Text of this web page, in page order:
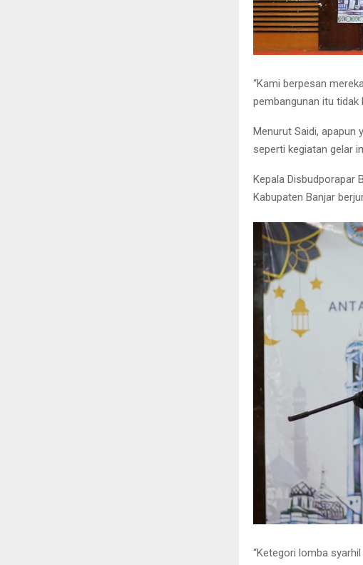
“Kami berpesan
pembangunan itu tidak
Menurut Saidi, apapun
seperti kegiatan gelar
Kepala Disbudporapar
Kabupaten Banjar
“Ketegori lomba